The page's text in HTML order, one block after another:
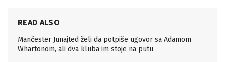
READ ALSO
Mančester Junajted želi da potpiše ugovor sa Adamom
Whartonom, ali dva kluba im stoje na putu